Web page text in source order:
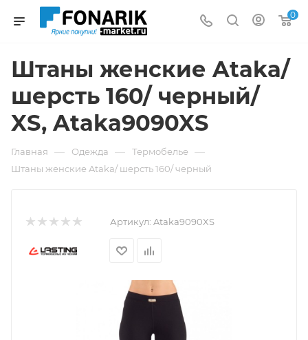
0
Штаны женские Ataka/
шерсть 160/ черный/
XS, Ataka9090XS
Главная — Одежда — Термобелье —
Штаны женские Ataka/ шерсть 160/ черный
Артикул: Ataka9090XS